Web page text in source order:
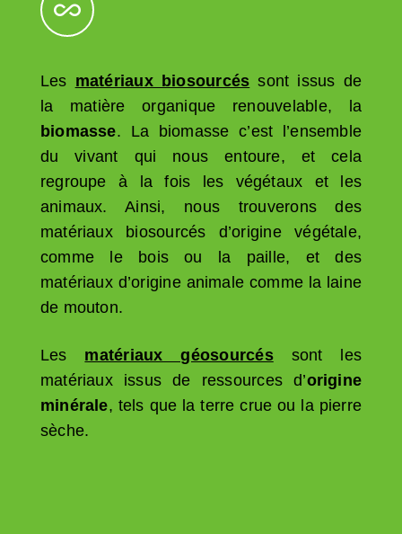
Les matériaux biosourcés sont issus de
la matière organique renouvelable, la
biomasse. La biomasse c’est l’ensemble
du vivant qui nous entoure, et cela
regroupe à la fois les végétaux et les
animaux. Ainsi, nous trouverons des
matériaux biosourcés d’origine végétale,
comme le bois ou la paille, et des
matériaux d’origine animale comme la laine
de mouton.
Les matériaux géosourcéssont les
matériaux issus de ressources d’origine
minérale, tels que la terre crue ou la pierre
sèche.